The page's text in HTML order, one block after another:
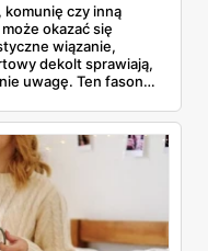
komunię czy inną
okazać się
wiązanie,
dekolt sprawiają,
uwagę. Ten fason